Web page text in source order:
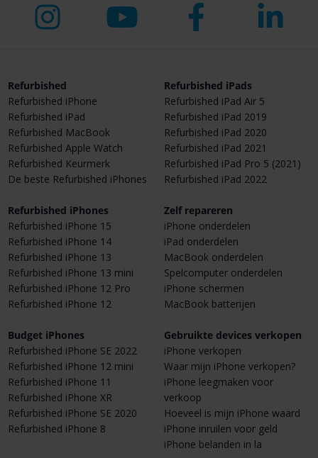
Refurbished
Refurbished iPhone
Refurbished iPad
Refurbished MacBook
Refurbished Apple Watch
Refurbished Keurmerk
De beste Refurbished iPhones
Refurbished iPhones
Refurbished iPhone 15
Refurbished iPhone 14
Refurbished iPhone 13
Refurbished iPhone 13 mini
Refurbished iPhone 12 Pro
Refurbished iPhone 12
Budget iPhones
Refurbished iPhone SE 2022
Refurbished iPhone 12 mini
Refurbished iPhone 11
Refurbished iPhone XR
Refurbished iPhone SE 2020
Refurbished iPhone 8
Refurbished iPads
Refurbished iPad Air 5
Refurbished iPad 2019
Refurbished iPad 2020
Refurbished iPad 2021
Refurbished iPad Pro 5 (2021)
Refurbished iPad 2022
Zelf repareren
iPhone onderdelen
iPad onderdelen
MacBook onderdelen
Spelcomputer onderdelen
iPhone schermen
MacBook batterijen
Gebruikte devices verkopen
iPhone verkopen
Waar mijn iPhone verkopen?
iPhone leegmaken voor
verkoop
Hoeveel is mijn iPhone waard
iPhone inruilen voor geld
iPhone belanden in la